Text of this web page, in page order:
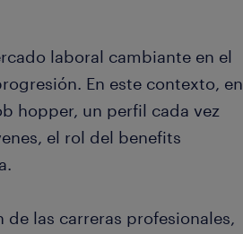
laboral cambiante en el
En este contexto, en
hopper, un perfil cada vez
el rol del benefits
las carreras profesionales,